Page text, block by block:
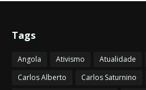
Tags
Angola Ativismo Atualidade
Carlos Alberto
Carlos Saturnino